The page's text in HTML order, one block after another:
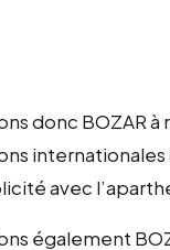
donc BOZAR
internationales
avec
également